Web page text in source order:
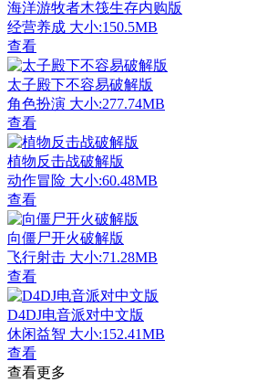
海洋游牧者木筏生存内购版
经营养成 大小:150.5MB
查看
太子殿下不容易破解版
角色扮演 大小:277.74MB
查看
植物反击战破解版
动作冒险 大小:60.48MB
查看
向僵尸开火破解版
飞行射击 大小:71.28MB
查看
D4DJ电音派对中文版
休闲益智 大小:152.41MB
查看
查看更多